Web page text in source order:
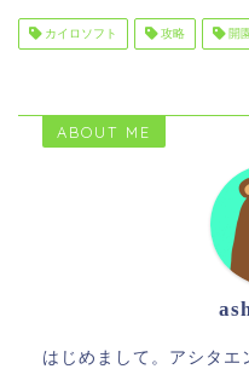
カイロソフト 攻略 開
ABOUT ME
はじめまして。アシタエ